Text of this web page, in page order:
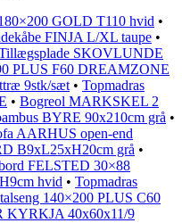
GOLD T110 hvid •
FINJA L/XL taupe •
SKOVLUNDE
PLUS F60 DREAMZONE
9stk/sæt • Topmadras
• Bogreol MARKSKEL 2
BYRE 90x210cm grå •
AARHUS open-end
B9xL25xH20cm grå •
FELSTED 30×88
hvid • Topmadras
140×200 PLUS C60
KYRKJA 40x60x11/9